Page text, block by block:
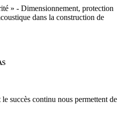
» - Dimensionnement, protection
dans la construction de
succès continu nous permettent de